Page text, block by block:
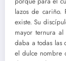
lazos de cariño.
existe. Su
mayor ternura
daba a todas las
el dulce nombre